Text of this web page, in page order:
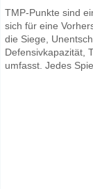
TMP-Punkte sind
sich für eine
die Siege,
Defensivkapazität,
umfasst. Jedes